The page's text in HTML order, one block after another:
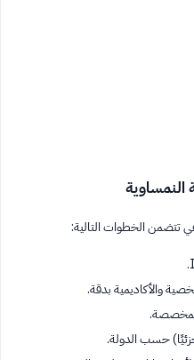
النمساوية
تتضمن الخطوات التالية:
والأكاديمية بدقة.
حسب الدولة.